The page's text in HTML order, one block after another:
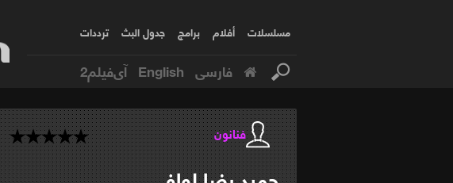
مسلسلات أفلام برامج جدول البث ترددات
فارسی English آی‌فیلم2
فنانون